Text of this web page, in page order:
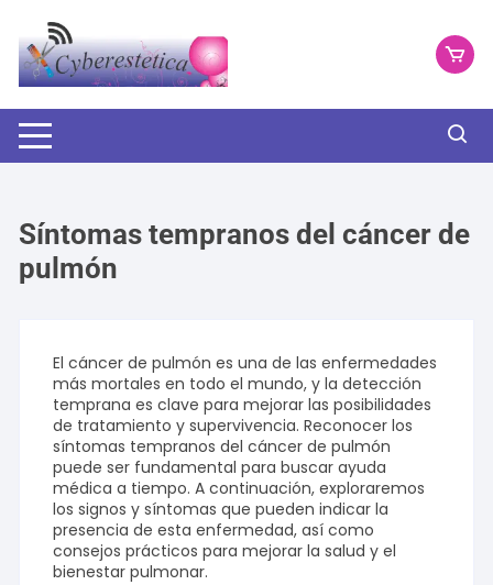
contenido
Síntomas tempranos del cáncer de
pulmón
El cáncer de pulmón es una de las enfermedades
más mortales en todo el mundo, y la detección
temprana es clave para mejorar las posibilidades
de tratamiento y supervivencia. Reconocer los
síntomas tempranos del cáncer de pulmón
puede ser fundamental para buscar ayuda
médica a tiempo. A continuación, exploraremos
los signos y síntomas que pueden indicar la
presencia de esta enfermedad, así como
consejos prácticos para mejorar la salud y el
bienestar pulmonar.